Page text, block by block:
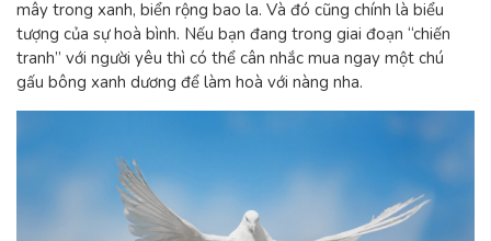
mây trong xanh, biển rộng bao la. Và đó cũng chính là biểu
tượng của sự hoà bình. Nếu bạn đang trong giai đoạn “chiến
tranh” với người yêu thì có thể cân nhắc mua ngay một chú
gấu bông xanh dương để làm hoà với nàng nha.